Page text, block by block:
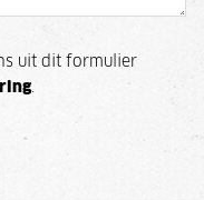
uit dit formulier
.